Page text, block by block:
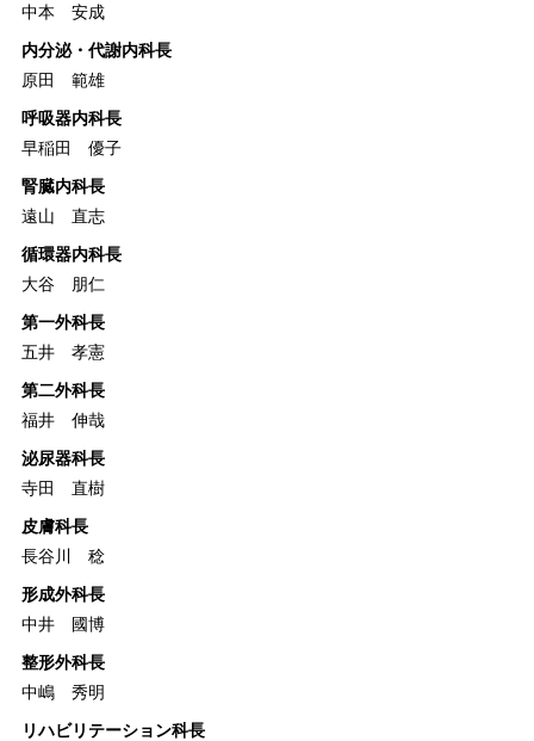
中本 安成
内分泌・代謝内科長
原田 範雄
呼吸器内科長
早稲田 優子
腎臓内科長
遠山 直志
循環器内科長
大谷 朋仁
第一外科長
五井 孝憲
第二外科長
福井 伸哉
泌尿器科長
寺田 直樹
皮膚科長
長谷川 稔
形成外科長
中井 國博
整形外科長
中嶋 秀明
リハビリテーション科長